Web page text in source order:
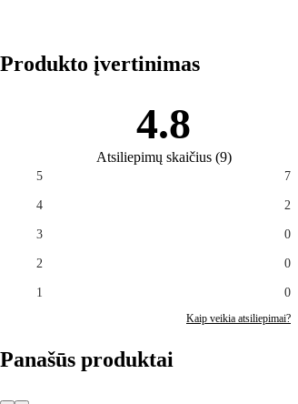
Produkto įvertinimas
4.8
Atsiliepimų skaičius(9)
5 7
4 2
3 0
2 0
1 0
Kaip veikia atsiliepimai?
Panašūs produktai